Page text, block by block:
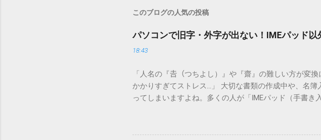
このブログの人気の投稿
パソコンで旧字・外字が出ない！IMEパッド
18:43
「人名の『𠮷（つちよし）』や『齋』の難しい方が変
かかりすぎてストレス…」 大切な書類の作成中や、名
ってしまいますよね。多くの人が「IMEパッド（手書
ードを打ち込むだけで一瞬で旧字や外字、特殊記号を
この方法をマスターすれば、もう難しい漢字の入力で